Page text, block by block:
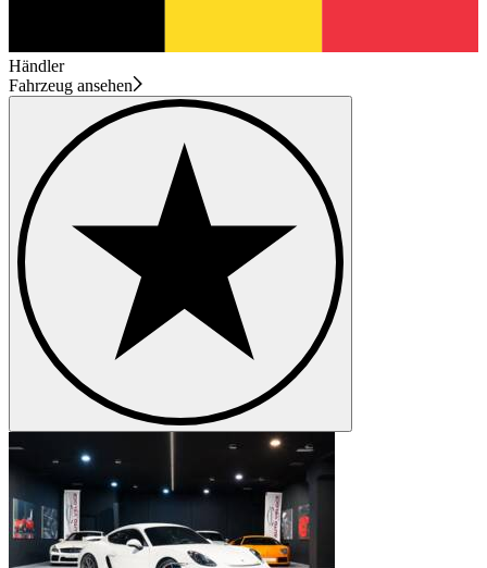
Händler
Fahrzeug ansehen